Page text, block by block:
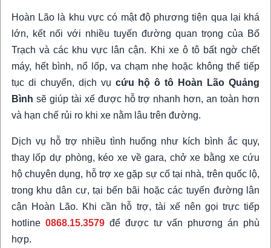
Hoàn Lão là khu vực có mật độ phương tiện qua lại khá
lớn, kết nối với nhiều tuyến đường quan trọng của Bố
Trạch và các khu vực lân cận. Khi xe ô tô bất ngờ chết
máy, hết bình, nổ lốp, va chạm nhẹ hoặc không thể tiếp
tục di chuyển, dịch vụ cứu hộ ô tô Hoàn Lão Quảng
Bình sẽ giúp tài xế được hỗ trợ nhanh hơn, an toàn hơn
và hạn chế rủi ro khi xe nằm lâu trên đường.
Dịch vụ hỗ trợ nhiều tình huống như kích bình ắc quy,
thay lốp dự phòng, kéo xe về gara, chở xe bằng xe cứu
hộ chuyên dụng, hỗ trợ xe gặp sự cố tại nhà, trên quốc lộ,
trong khu dân cư, tại bến bãi hoặc các tuyến đường lân
cận Hoàn Lão. Khi cần hỗ trợ, tài xế nên gọi trực tiếp
hotline 0868.15.3579để được tư vấn phương án phù
hợp.